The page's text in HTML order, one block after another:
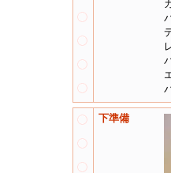
下準備